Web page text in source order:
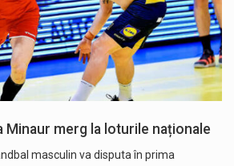
Minaur merg la loturile naționale
masculin va disputa în prima